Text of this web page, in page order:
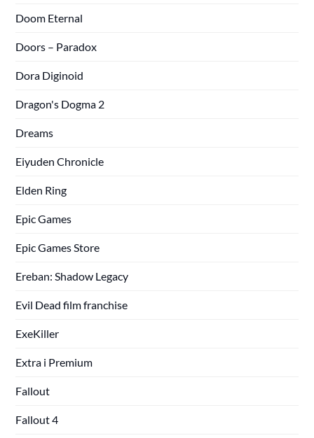
Doom Eternal
Doors – Paradox
Dora Diginoid
Dragon's Dogma 2
Dreams
Eiyuden Chronicle
Elden Ring
Epic Games
Epic Games Store
Ereban: Shadow Legacy
Evil Dead film franchise
ExeKiller
Extra i Premium
Fallout
Fallout 4